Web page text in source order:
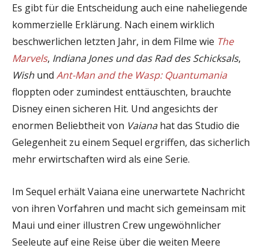
Es gibt für die Entscheidung auch eine naheliegende
kommerzielle Erklärung. Nach einem wirklich
beschwerlichen letzten Jahr, in dem Filme wie The
Marvels, Indiana Jones und das Rad des Schicksals,
Wish und Ant-Man and the Wasp: Quantumania
floppten oder zumindest enttäuschten, brauchte
Disney einen sicheren Hit. Und angesichts der
enormen Beliebtheit von Vaianahat das Studio die
Gelegenheit zu einem Sequel ergriffen, das sicherlich
mehr erwirtschaften wird als eine Serie.
Im Sequel erhält Vaiana eine unerwartete Nachricht
von ihren Vorfahren und macht sich gemeinsam mit
Maui und einer illustren Crew ungewöhnlicher
Seeleute auf eine Reise über die weiten Meere